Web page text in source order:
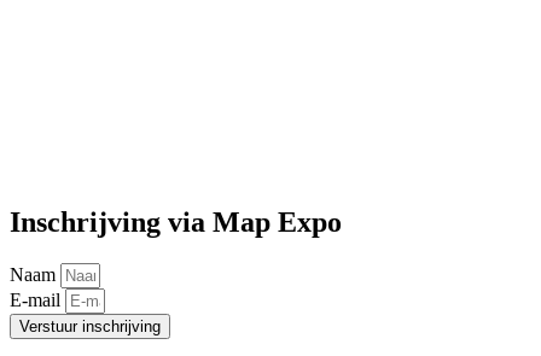
Inschrijving via Map Expo
Naam
E-mail
Verstuur inschrijving